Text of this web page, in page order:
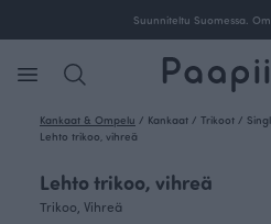
Ilmainen toimitus yli 100 €
Kankaat & Ompelu / Kankaat / Trikoot /
Lehto trikoo, vihreä
Lehto trikoo, vihreä
Trikoo, Vihreä